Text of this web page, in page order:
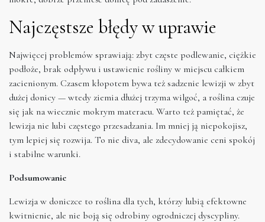
Najczęstsze błędy w uprawie
Najwięcej problemów sprawiają: zbyt częste podlewanie, ciężkie
podłoże, brak odpływu i ustawienie rośliny w miejscu całkiem
zacienionym. Czasem kłopotem bywa też sadzenie lewizji w zbyt
dużej donicy — wtedy ziemia dłużej trzyma wilgoć, a roślina czuje
się jak na wiecznie mokrym materacu. Warto też pamiętać, że
lewizja nie lubi częstego przesadzania. Im mniej ją niepokojisz,
tym lepiej się rozwija. To nie diva, ale zdecydowanie ceni spokój
i stabilne warunki.
Podsumowanie
Lewizja w doniczce to roślina dla tych, którzy lubią efektowne
kwitnienie, ale nie boją się odrobiny ogrodniczej dyscypliny.